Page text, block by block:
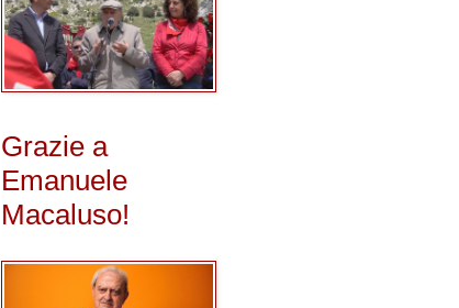
Grazie a
Emanuele
Macaluso!